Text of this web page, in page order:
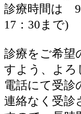
診療時間は 9
17：30まで)
診療をご希望
すよう、よろ
電話にて受診
連絡なく受診